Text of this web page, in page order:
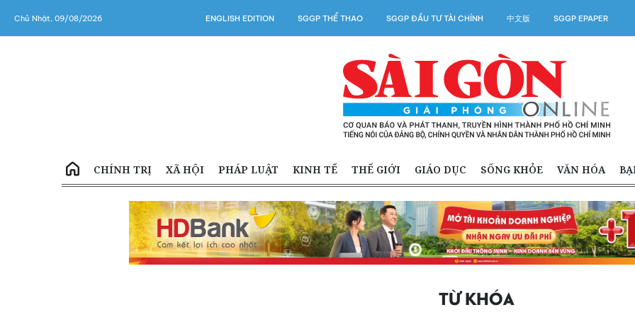
Chủ Nhật, 09/08/2026 ENGLISH EDITION SGGP THỂ THAO SGGP ĐẦU TƯ TÀI CHÍNH 中文版 SGGP EPAPER
CHÍNH TRỊ XÃ HỘI PHÁP LUẬT KINH TẾ THẾ GIỚI GIÁO DỤC SỐNG KHỎE VĂN HÓA
TỪ KHÓA